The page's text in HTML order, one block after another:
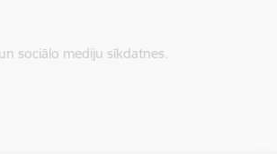
sociālo mediju sīkdatnes.